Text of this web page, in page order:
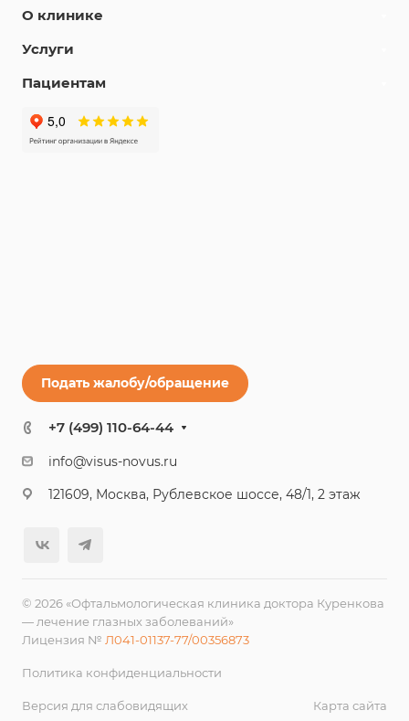
О клинике
Услуги
Пациентам
Подать жалобу/обращение
+7 (499) 110-64-44
info@visus-novus.ru
121609, Москва, Рублевское шоссе, 48/1, 2 этаж
© 2026 «Офтальмологическая клиника доктора Куренкова
— лечение глазных заболеваний»
Лицензия № Л041-01137-77/00356873
Политика конфиденциальности
Версия для слабовидящих Карта сайта